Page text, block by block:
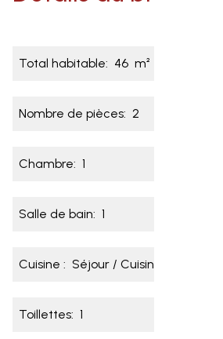
Total habitable: 46 m²
Nombre de pièces: 2
Chambre: 1
Salle de bain: 1
Cuisine : Séjour / Cuisine (équipée)
Toillettes: 1